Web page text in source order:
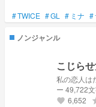
#TWICE #GL # ミナ #
ノンジャンル
こじら
私の恋人は
ー 49,722
favorite 6,652